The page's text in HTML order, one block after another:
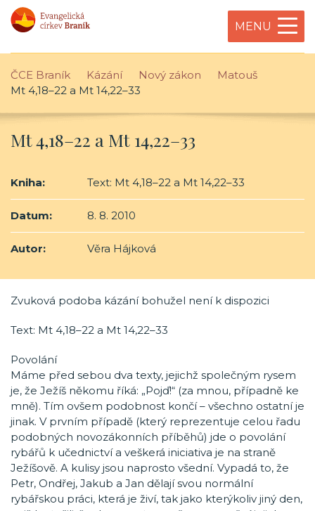
MENU
ČCE Braník Kázání Nový zákon
Matouš
Mt 4,18–22 a Mt 14,22–33
Mt 4,18–22 a Mt 14,22–33
Kniha: Text: Mt 4,18–22 a Mt 14,22–33
Datum: 8. 8. 2010
Autor: Věra Hájková
Zvuková podoba kázání bohužel není k dispozici
Text: Mt 4,18–22 a Mt 14,22–33
Povolání
Máme před sebou dva texty, jejichž společným rysem
je, že Ježíš někomu říká: „Pojď!“ (za mnou, případně ke
mně). Tím ovšem podobnost končí – všechno ostatní je
jinak. V prvním případě (který reprezentuje celou řadu
podobných novozákonních příběhů) jde o povolání
rybářů k učednictví a veškerá iniciativa je na straně
Ježíšově. A kulisy jsou naprosto všední. Vypadá to, že
Petr, Ondřej, Jakub a Jan dělají svou normální
rybářskou práci, která je živí, tak jako kterýkoliv jiný den,